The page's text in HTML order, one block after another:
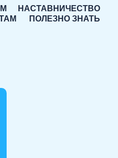
НАСТАВНИЧЕСТВО
ПОЛЕЗНО ЗНАТЬ